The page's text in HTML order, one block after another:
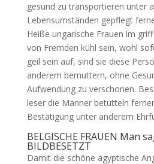
gesund zu transportieren unter
Lebensumständen gepflegt
Heiße ungarische Frauen im
von Fremden kühl sein, wohl
geil sein auf, sind sie diese
anderem bemuttern, ohne
Aufwendung zu verschonen.
leser die Männer betutteln
Bestätigung unter anderem
BELGISCHE FRAUEN Man
BILDBESETZT
Damit die schöne ägyptische